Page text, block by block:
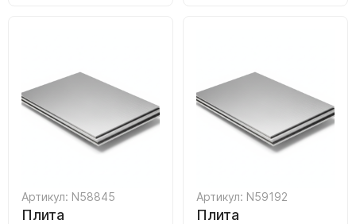
Артикул: N58845
Плита
Артикул: N59192
Плита